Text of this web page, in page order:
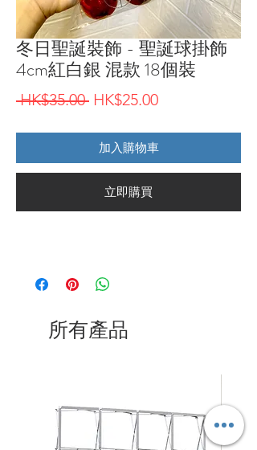
冬日聖誕裝飾 - 聖誕球掛飾
4cm紅白銀 混款 18個裝
HK$35.00 一
價
格
HK$25.00促
價
格
加入購物車
立即購買
所有產品